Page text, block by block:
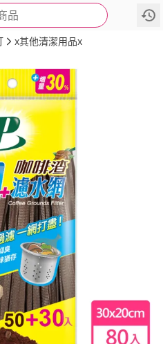
品
情
x其他清潔用品x